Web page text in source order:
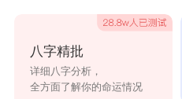
翠安 如天
代云
棠韶 妍颍
八字精批
详细八字分析，
全方面了解你的命运情况